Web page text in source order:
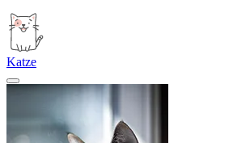
Katze